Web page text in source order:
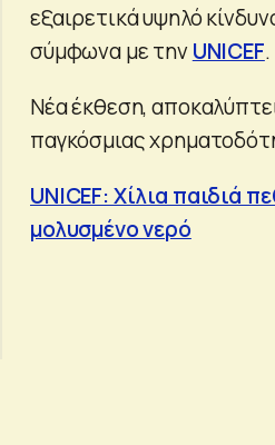
εξαιρετικά υψηλό
σύμφωνα με την UNICEF.
Νέα έκθεση,
παγκόσμιας
UNICEF: Χίλια παιδιά
μολυσμένο νερό